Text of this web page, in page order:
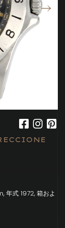
年式 1972, 箱およ